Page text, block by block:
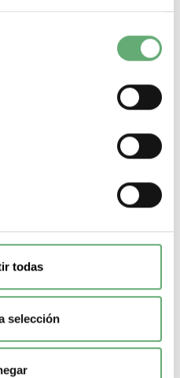
todas
selección